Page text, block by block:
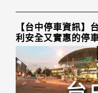
【台中停車資訊】
利安全又實惠的停